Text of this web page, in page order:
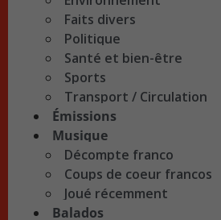
Faits divers
Politique
Santé et bien-être
Sports
Transport / Circulation
Émissions
Musique
Décompte franco
Coups de coeur francos
Joué récemment
Balados